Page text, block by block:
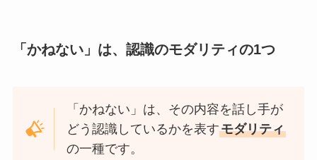
「かねない」は、認識のモダリティの1つ
「かねない」は、その内容を話し手が
どう認識しているかを表すモダリティ
の一種です。